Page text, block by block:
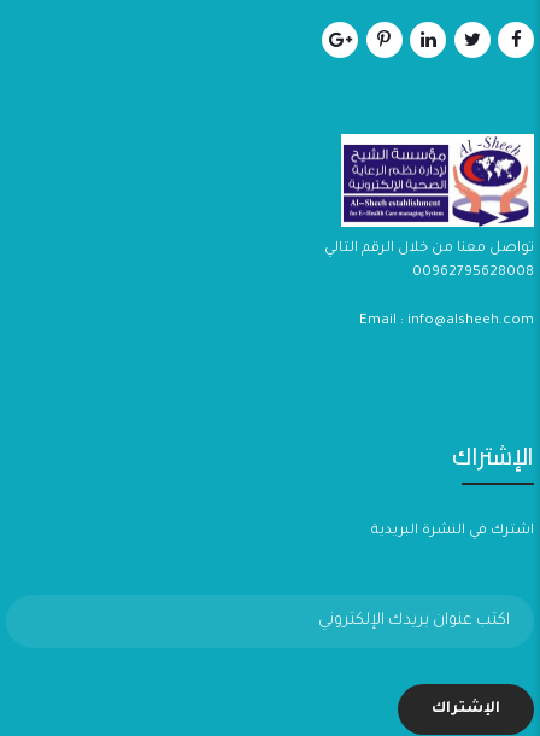
تواصل معنا من خلال الرقم التالي
00962795628008
Email : info@alsheeh.com
الإشتراك
اشترك في النشرة البريدية